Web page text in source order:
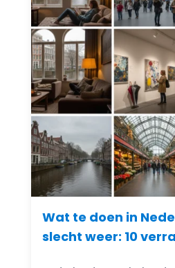
Wat te doen in
slecht weer: 10